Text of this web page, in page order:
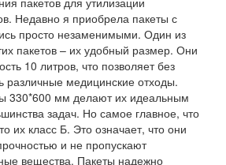
Недавно я приобрела пакеты с
просто незаменимыми. Один из
пакетов – их удобный размер. Они
10 литров, что позволяет без
различные медицинские отходы.
330*600 мм делают их идеальным
задач. Но самое главное, что
их класс Б. Это означает, что они
и не пропускают
вещества. Пакеты надежно